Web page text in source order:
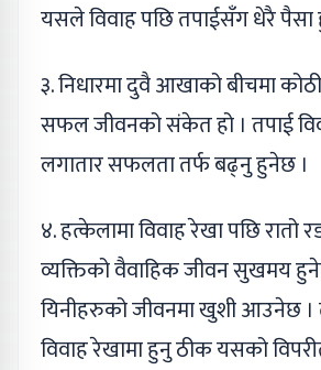
यसले विवाह पछि तपाईसँग धेरै
३. निधारमा दुवै आखाको बीचमा
सफल जीवनको संकेत हो । तपाई
लगातार सफलता तर्फ बढ्नु हुनेछ ।
४. हत्केलामा विवाह रेखा पछि रातो
व्यक्तिको वैवाहिक जीवन सुखमय
यिनीहरुको जीवनमा खुशी आउनेछ ।
विवाह रेखामा हुनु ठीक यसको